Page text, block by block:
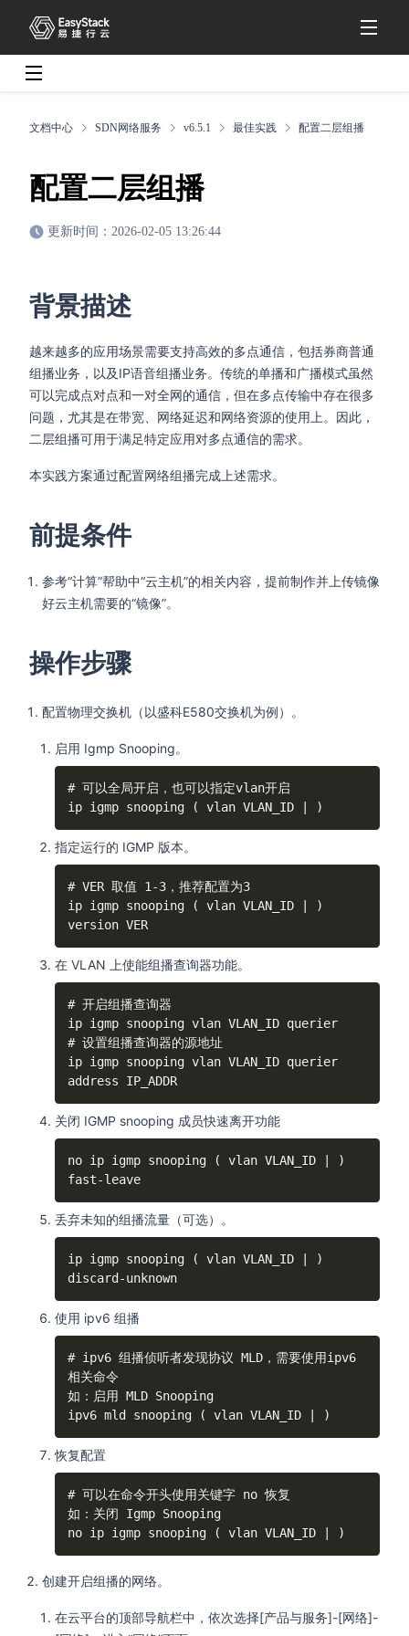
文档中心 SDN网络服务 v6.5.1 最佳实践 配置二层组播
配置二层组播
更新时间：2026-02-05 13:26:44
背景描述
越来越多的应用场景需要支持高效的多点通信，包括券商普通
组播业务，以及IP语音组播业务。传统的单播和广播模式虽然
可以完成点对点和一对全网的通信，但在多点传输中存在很多
问题，尤其是在带宽、网络延迟和网络资源的使用上。因此，
二层组播可用于满足特定应用对多点通信的需求。
本实践方案通过配置网络组播完成上述需求。
前提条件
参考“计算”帮助中“云主机”的相关内容，提前制作并上传镜像
好云主机需要的“镜像”。
操作步骤
配置物理交换机（以盛科E580交换机为例）。
启用 Igmp Snooping。
# 可以全局开启，也可以指定vlan开启
ip igmp snooping ( vlan VLAN_ID | )
指定运行的 IGMP 版本。
# VER 取值 1-3，推荐配置为3
ip igmp snooping ( vlan VLAN_ID | )
version VER
在 VLAN 上使能组播查询器功能。
# 开启组播查询器
ip igmp snooping vlan VLAN_ID querier
# 设置组播查询器的源地址
ip igmp snooping vlan VLAN_ID querier
address IP_ADDR
关闭 IGMP snooping 成员快速离开功能
no ip igmp snooping ( vlan VLAN_ID | )
fast-leave
丢弃未知的组播流量（可选）。
ip igmp snooping ( vlan VLAN_ID | )
discard-unknown
使用 ipv6 组播
# ipv6 组播侦听者发现协议 MLD，需要使用ipv6
相关命令
如：启用 MLD Snooping
ipv6 mld snooping ( vlan VLAN_ID | )
恢复配置
# 可以在命令开头使用关键字 no 恢复
如：关闭 Igmp Snooping
no ip igmp snooping ( vlan VLAN_ID | )
创建开启组播的网络。
在云平台的顶部导航栏中，依次选择[产品与服务]-[网络]-